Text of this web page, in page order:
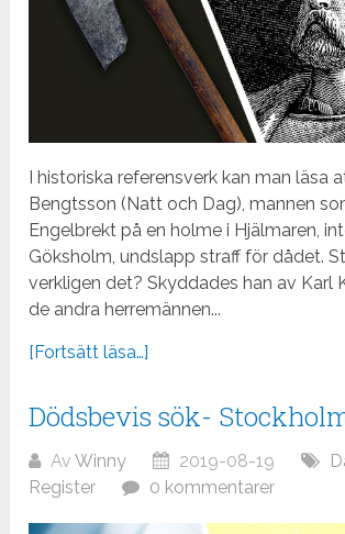
I historiska referensverk kan man läsa
Bengtsson (Natt och Dag), mannen
Engelbrekt på en holme i Hjälmaren,
Göksholm, undslapp straff för dådet.
verkligen det? Skyddades han av Karl
de andra herremännen...
[Fortsätt läsa…]
Dödsbevis sök-
AvWinny 2019-08-19
Register
0 kommentarer